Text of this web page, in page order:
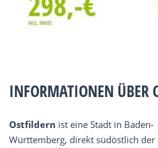
INFORMATIONEN ÜBER
Ostfildern ist eine Stadt in Baden-
Württemberg, direkt südöstlich der